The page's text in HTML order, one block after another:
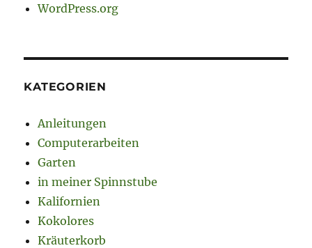
WordPress.org
KATEGORIEN
Anleitungen
Computerarbeiten
Garten
in meiner Spinnstube
Kalifornien
Kokolores
Kräuterkorb